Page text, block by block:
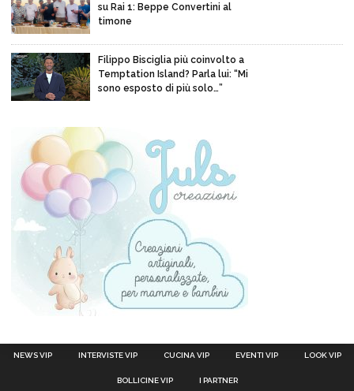
su Rai 1: Beppe Convertini al
timone
Filippo Bisciglia più coinvolto a
Temptation Island? Parla lui: “Mi
sono esposto di più solo…”
NEWS VIP INTERVISTE VIP CUCINA VIP EVENTI VIP LOOK VIP
BOLLICINE VIP I PARTNER